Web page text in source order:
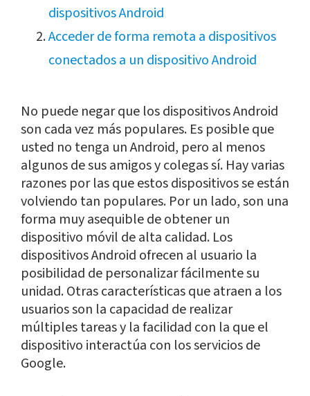
dispositivos Android
Acceder de forma remota a dispositivos
conectados a un dispositivo Android
No puede negar que los dispositivos Android
son cada vez más populares. Es posible que
usted no tenga un Android, pero al menos
algunos de sus amigos y colegas sí. Hay varias
razones por las que estos dispositivos se están
volviendo tan populares. Por un lado, son una
forma muy asequible de obtener un
dispositivo móvil de alta calidad. Los
dispositivos Android ofrecen al usuario la
posibilidad de personalizar fácilmente su
unidad. Otras características que atraen a los
usuarios son la capacidad de realizar
múltiples tareas y la facilidad con la que el
dispositivo interactúa con los servicios de
Google.